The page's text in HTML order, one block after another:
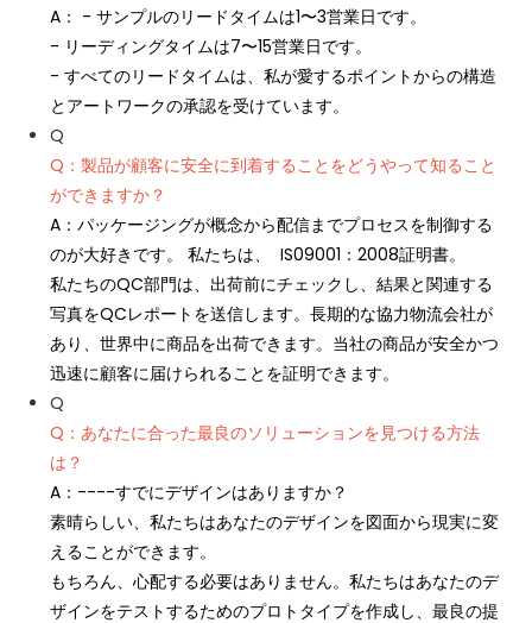
A： - サンプルのリードタイムは1〜3営業日です。
- リーディングタイムは7〜15営業日です。
- すべてのリードタイムは、私が愛するポイントからの構造
とアートワークの承認を受けています。
Q
Q：製品が顧客に安全に到着することをどうやって知ること
ができますか？
A：パッケージングが概念から配信までプロセスを制御する
のが大好きです。 私たちは、 IS09001：2008証明書。
私たちのQC部門は、出荷前にチェックし、結果と関連する
写真をQCレポートを送信します。長期的な協力物流会社が
あり、世界中に商品を出荷できます。当社の商品が安全かつ
迅速に顧客に届けられることを証明できます。
Q
Q：あなたに合った最良のソリューションを見つける方法
は？
A：----すでにデザインはありますか？
素晴らしい、私たちはあなたのデザインを図面から現実に変
えることができます。
もちろん、心配する必要はありません。私たちはあなたのデ
ザインをテストするためのプロトタイプを作成し、最良の提